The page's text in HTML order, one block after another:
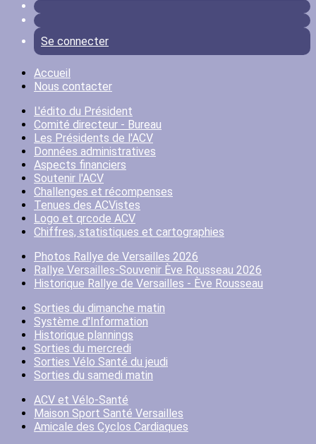
Se connecter
Accueil
Nous contacter
L'édito du Président
Comité directeur - Bureau
Les Présidents de l'ACV
Données administratives
Aspects financiers
Soutenir l'ACV
Challenges et récompenses
Tenues des ACVistes
Logo et qrcode ACV
Chiffres, statistiques et cartographies
Photos Rallye de Versailles 2026
Rallye Versailles-Souvenir Ève Rousseau 2026
Historique Rallye de Versailles - Ève Rousseau
Sorties du dimanche matin
Système d'Information
Historique plannings
Sorties du mercredi
Sorties Vélo Santé du jeudi
Sorties du samedi matin
ACV et Vélo-Santé
Maison Sport Santé Versailles
Amicale des Cyclos Cardiaques